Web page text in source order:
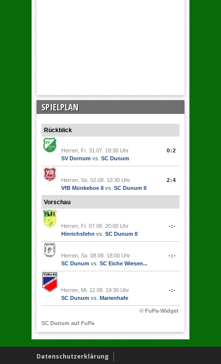
SPIELPLAN
Rückblick
Herren, Fr. 31.07. 19:30 Uhr
SV Dornum vs. SC Dunum
0:2
Herren, So. 02.08. 10:30 Uhr
VfB Münkeboe II vs. SC Dunum II
2:4
Vorschau
Herren, Fr. 07.08. 20:00 Uhr
Hinrichsfehn vs. SC Dunum II
-:-
Herren, Sa. 08.08. 18:00 Uhr
SC Dunum vs. SC Eiche Wiesen...
-:-
Herren, Mi. 12.08. 19:30 Uhr
SC Dunum vs. Marienhafe
-:-
© FuPa-Widget
SC Dunum auf FuPa
Datenschutzerklärung